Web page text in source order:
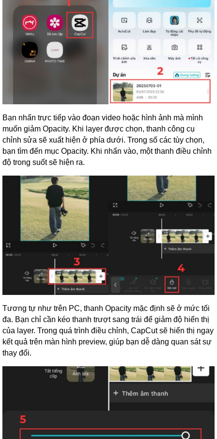
Bạn nhấn trực tiếp vào đoạn video hoặc hình ảnh mà mình
muốn giảm Opacity. Khi layer được chọn, thanh công cụ
chỉnh sửa sẽ xuất hiện ở phía dưới. Trong số các tùy chọn,
bạn tìm đến mục Opacity. Khi nhấn vào, một thanh điều chỉnh
độ trong suốt sẽ hiện ra.
Tương tự như trên PC, thanh Opacity mặc định sẽ ở mức tối
đa. Bạn chỉ cần kéo thanh trượt sang trái để giảm độ hiển thị
của layer. Trong quá trình điều chỉnh, CapCut sẽ hiển thị ngay
kết quả trên màn hình preview, giúp bạn dễ dàng quan sát sự
thay đổi.